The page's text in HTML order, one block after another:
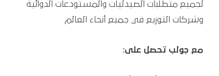
لجميع متطلبات الصيدليات والمستودعات الدوائية
وشركات التوزيع في جميع أنحاء العالم
مع جولب تحصل على: